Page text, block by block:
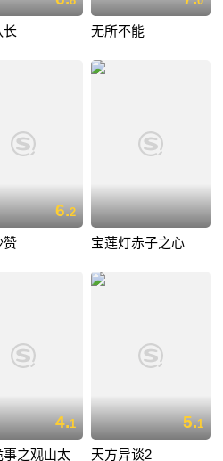
长 无所不能
6.2
赞 宝莲灯赤子之心
4.1
事之观山太
5.1
天方异谈2